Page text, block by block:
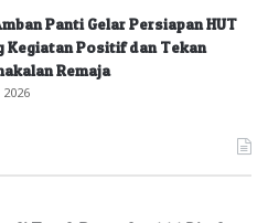
Panti Gelar Persiapan HUT
Kegiatan Positif dan Tekan
Remaja